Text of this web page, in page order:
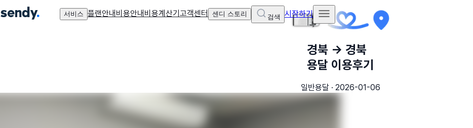
서비스 플랜안내비용안내비용계산기고객센터 센디 스토리 검색 시작하기
경북 → 경북
용달 이용후기
일반용달· 2026-01-06